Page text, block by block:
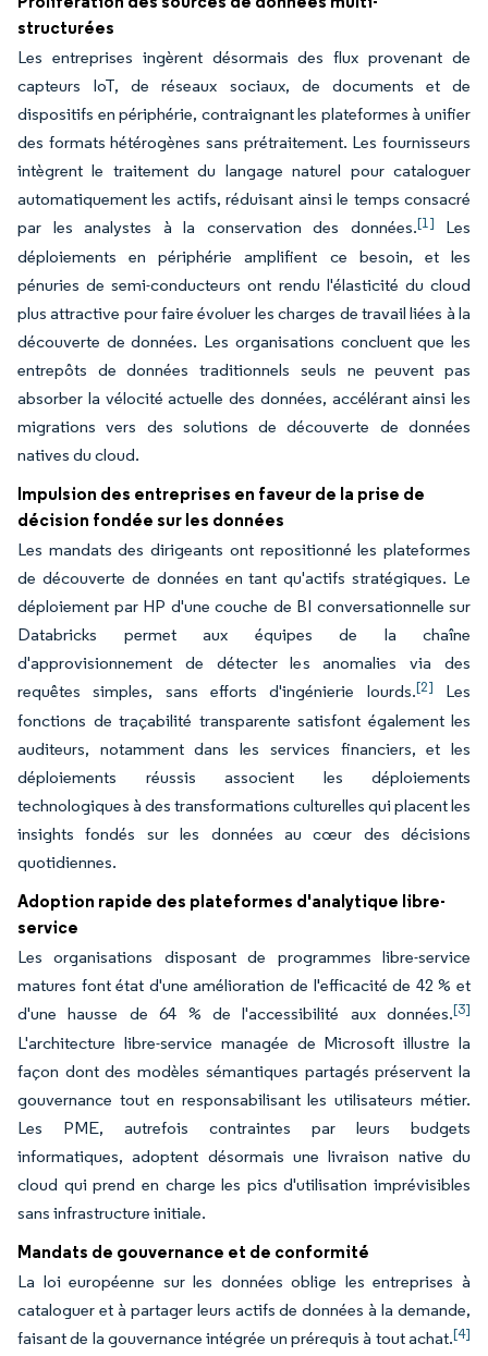
structurées
Les entreprises ingèrent désormais des flux provenant de
capteurs IoT, de réseaux sociaux, de documents et de
dispositifs en périphérie, contraignant les plateformes à unifier
des formats hétérogènes sans prétraitement. Les fournisseurs
intègrent le traitement du langage naturel pour cataloguer
automatiquement les actifs, réduisant ainsi le temps consacré
par les analystes à la conservation des données.[1] Les
déploiements en périphérie amplifient ce besoin, et les
pénuries de semi-conducteurs ont rendu l'élasticité du cloud
plus attractive pour faire évoluer les charges de travail liées à la
découverte de données. Les organisations concluent que les
entrepôts de données traditionnels seuls ne peuvent pas
absorber la vélocité actuelle des données, accélérant ainsi les
migrations vers des solutions de découverte de données
natives du cloud.
Impulsion des entreprises en faveur de la prise de
décision fondée sur les données
Les mandats des dirigeants ont repositionné les plateformes
de découverte de données en tant qu'actifs stratégiques. Le
déploiement par HP d'une couche de BI conversationnelle sur
Databricks permet aux équipes de la chaîne
d'approvisionnement de détecter les anomalies via des
requêtes simples, sans efforts d'ingénierie lourds.[2] Les
fonctions de traçabilité transparente satisfont également les
auditeurs, notamment dans les services financiers, et les
déploiements réussis associent les déploiements
technologiques à des transformations culturelles qui placent les
insights fondés sur les données au cœur des décisions
quotidiennes.
Adoption rapide des plateformes d'analytique libre-
service
Les organisations disposant de programmes libre-service
matures font état d'une amélioration de l'efficacité de 42 % et
d'une hausse de 64 % de l'accessibilité aux données.[3]
L'architecture libre-service managée de Microsoft illustre la
façon dont des modèles sémantiques partagés préservent la
gouvernance tout en responsabilisant les utilisateurs métier.
Les PME, autrefois contraintes par leurs budgets
informatiques, adoptent désormais une livraison native du
cloud qui prend en charge les pics d'utilisation imprévisibles
sans infrastructure initiale.
Mandats de gouvernance et de conformité
La loi européenne sur les données oblige les entreprises à
cataloguer et à partager leurs actifs de données à la demande,
faisant de la gouvernance intégrée un prérequis à tout achat.[4]